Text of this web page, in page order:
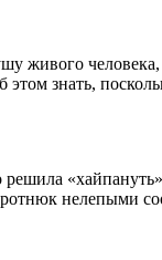
живого
знать,
нелепыми